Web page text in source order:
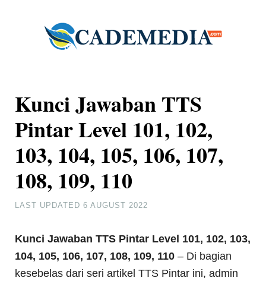
Kunci Jawaban TTS
Pintar Level 101, 102,
103, 104, 105, 106, 107,
108, 109, 110
LAST UPDATED6 AUGUST 2022
Kunci Jawaban TTS Pintar Level 101, 102, 103,
104, 105, 106, 107, 108, 109, 110 – Di bagian
kesebelas dari seri artikel TTS Pintar ini, admin